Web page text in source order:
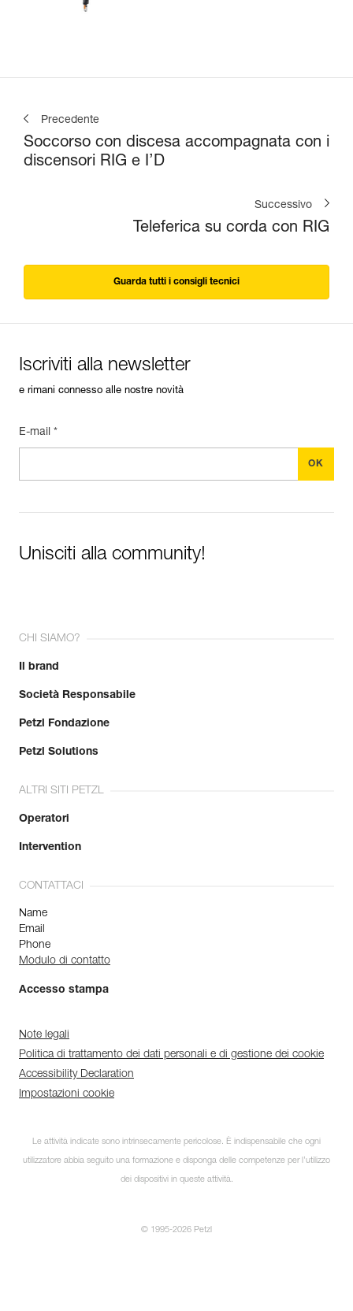
Precedente
Soccorso con discesa accompagnata con i
discensori RIG e I’D
Successivo
Teleferica su corda con RIG
Guarda tutti i consigli tecnici
Iscriviti alla newsletter
e rimani connesso alle nostre novità
E-mail *
Unisciti alla community!
CHI SIAMO?
Il brand
Società Responsabile
Petzl Fondazione
Petzl Solutions
ALTRI SITI PETZL
Operatori
Intervention
CONTATTACI
Name
Email
Phone
Modulo di contatto
Accesso stampa
Note legali
Politica di trattamento dei dati personali e di gestione dei cookie
Accessibility Declaration
Impostazioni cookie
Le attività indicate sono intrinsecamente pericolose. È indispensabile che ogni
utilizzatore abbia seguito una formazione e disponga delle competenze per l’utilizzo
dei dispositivi in queste attività.
© 1995-2026 Petzl